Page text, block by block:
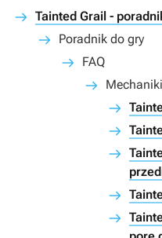
Tainted Grail -
Poradnik do gry
FAQ
Mechaniki